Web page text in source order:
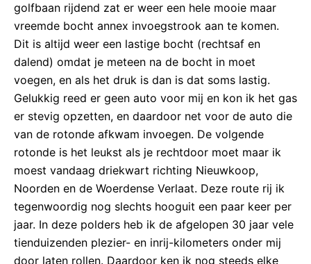
golfbaan rijdend zat er weer een hele mooie maar
vreemde bocht annex invoegstrook aan te komen.
Dit is altijd weer een lastige bocht (rechtsaf en
dalend) omdat je meteen na de bocht in moet
voegen, en als het druk is dan is dat soms lastig.
Gelukkig reed er geen auto voor mij en kon ik het gas
er stevig opzetten, en daardoor net voor de auto die
van de rotonde afkwam invoegen. De volgende
rotonde is het leukst als je rechtdoor moet maar ik
moest vandaag driekwart richting Nieuwkoop,
Noorden en de Woerdense Verlaat. Deze route rij ik
tegenwoordig nog slechts hooguit een paar keer per
jaar. In deze polders heb ik de afgelopen 30 jaar vele
tienduizenden plezier- en inrij-kilometers onder mij
door laten rollen. Daardoor ken ik nog steeds elke